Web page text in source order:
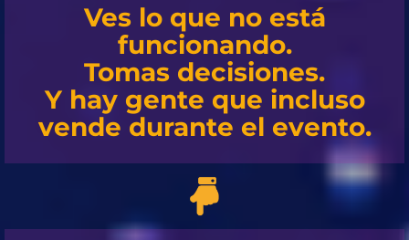
Ves lo que no está
funcionando.
Tomas decisiones.
Y hay gente que incluso
vende durante el evento.